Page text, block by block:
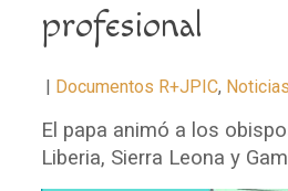
profesional
Documentos R+JPIC, Noticias
El papa animó a los
Liberia, Sierra Leona y